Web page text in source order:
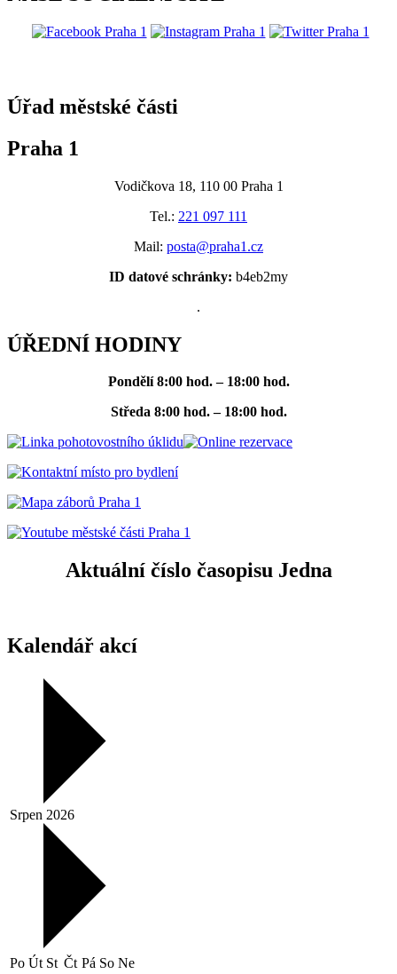
Úřad městské části
Praha 1
Vodičkova 18, 110 00 Praha 1
Tel.: 221 097 111
Mail: posta@praha1.cz
ID datové schránky: b4eb2my
.
ÚŘEDNÍ HODINY
Pondělí 8:00 hod. – 18:00 hod.
Středa 8:00 hod. – 18:00 hod.
Aktuální číslo časopisu Jedna
Kalendář akcí
Srpen 2026
Po Út St Čt Pá So Ne